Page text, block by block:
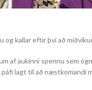
og kallar eftir því að
af aukinni spennu sem
lagt til að næstkomandi